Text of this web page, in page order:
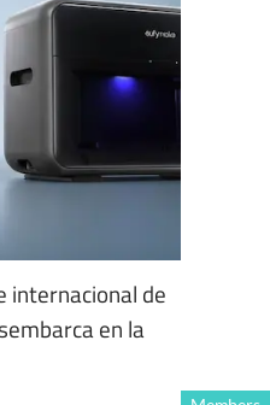
internacional de
en la